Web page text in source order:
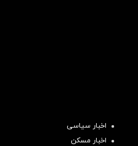
اخبار سیاسی
اخبار مسکن